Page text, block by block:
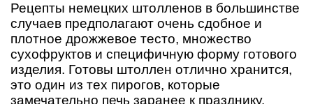
Рецепты немецких штолленов в большинстве
случаев предполагают очень сдобное и
плотное дрожжевое тесто, множество
сухофруктов и специфичную форму готового
изделия. Готовы штоллен отлично хранится,
это один из тех пирогов, которые
замечательно печь заранее к празднику.